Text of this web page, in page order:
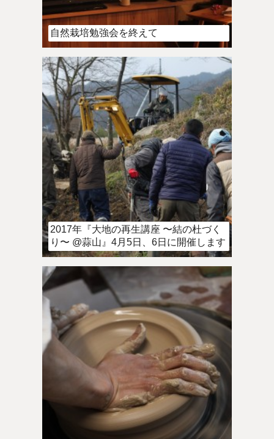
自然栽培勉強会を終えて
2017年『大地の再生講座 〜結の杜づく
り〜 @蒜山』4月5日、6日に開催します